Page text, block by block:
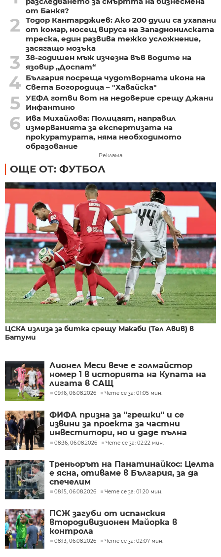
от Банкя?
2
Тодор Кантарджиев: Ако 200 души са ухапани
от комар, носещ вируса на Западнонилската
треска, един развива тежко усложнение,
засягащо мозъка
3
38-годишен мъж изчезна във водите на
язовир „Доспат“
4 България посреща чудотворната икона на
Света Богородица – "Хавайска"
5 УЕФА готви вот на недоверие срещу Джани
Инфантино
6
Ива Михайлова: Полицаят, направил
измерванията за експертизата на
прокуратурата, няма необходимото
образование
Реклама
ОЩЕ ОТ: ФУТБОЛ
ЦСКА излиза за битка срещу Макаби (Тел Авив) в
Батуми
Лионел Меси вече е голмайстор
номер 1 в историята на Купата на
лигата в САЩ
09:16, 06.08.2026 Чете се за: 01:05 мин.
ФИФА призна за "грешки" и се
извини за проекта за частни
инвеститори, но и даде пълна
подкрепа за Джани Инфантино
08:36, 06.08.2026 Чете се за: 02:22 мин.
Треньорът на Панатинайкос: Целта
е ясна, отиваме в България, за да
спечелим
08:15, 06.08.2026 Чете се за: 01:20 мин.
ПСЖ загуби от испанския
втородивизионен Майорка в
контрола
08:13, 06.08.2026 Чете се за: 02:07 мин.